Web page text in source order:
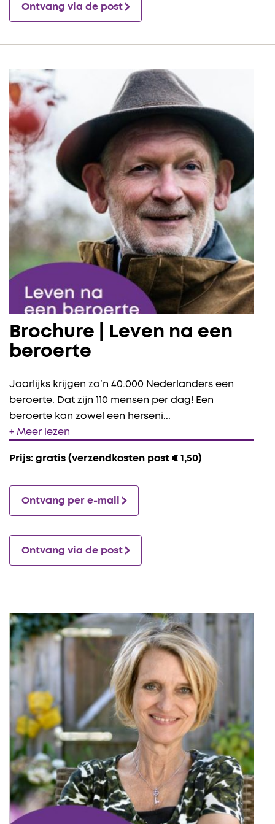
Ontvang via de post
Brochure | Leven na een
beroerte
Jaarlijks krijgen zo’n 40.000 Nederlanders een
beroerte. Dat zijn 110 mensen per dag! Een
beroerte kan zowel een herseni...
+ Meer lezen
Prijs: gratis (verzendkosten post € 1,50)
Ontvang per e-mail
Ontvang via de post